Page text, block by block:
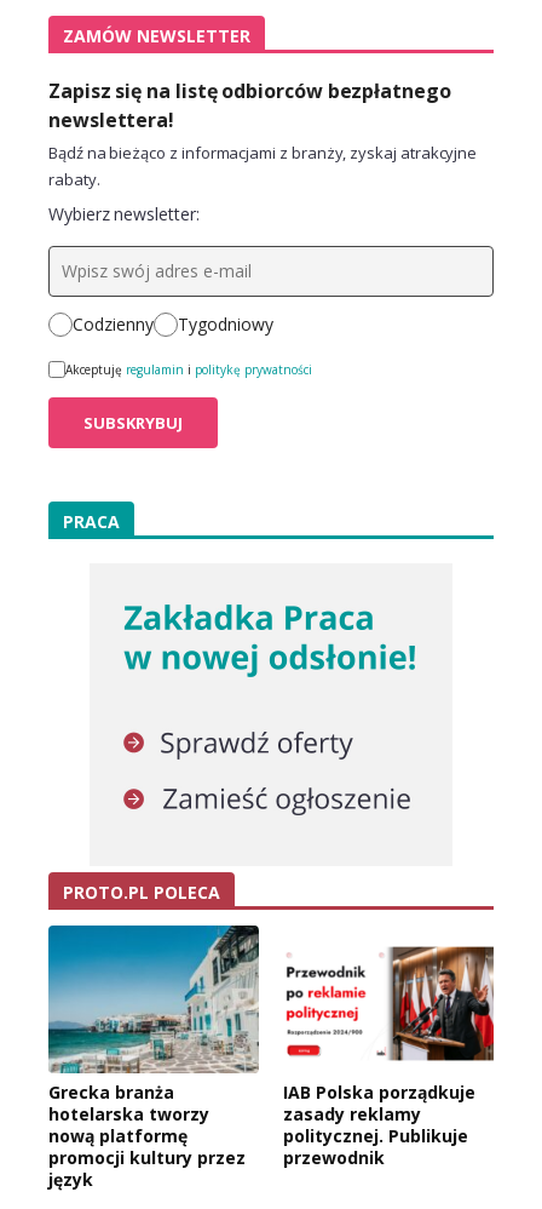
ZAMÓW NEWSLETTER
Zapisz się na listę odbiorców bezpłatnego
newslettera!
Bądź na bieżąco z informacjami z branży, zyskaj atrakcyjne
rabaty.
Wybierz newsletter:
Codzienny Tygodniowy
Akceptuję regulamin i politykę prywatności
PRACA
PROTO.PL POLECA
Grecka branża
hotelarska tworzy
nową platformę
promocji kultury przez
język
IAB Polska porządkuje
zasady reklamy
politycznej. Publikuje
przewodnik